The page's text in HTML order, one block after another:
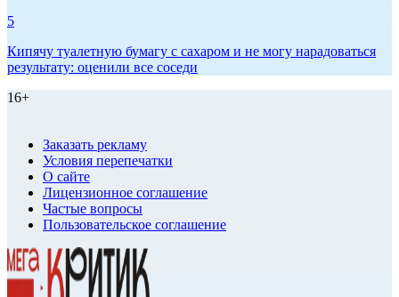
5
Кипячу туалетную бумагу с сахаром и не могу нарадоваться
результату: оценили все соседи
16+
Заказать рекламу
Условия перепечатки
О сайте
Лицензионное соглашение
Частые вопросы
Пользовательское соглашение